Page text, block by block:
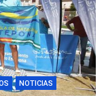
NOTICIAS